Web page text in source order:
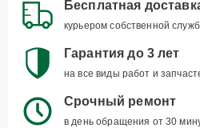
Бесплатная
курьером собственной
Гарантия до 3 лет
на все виды работ и
Срочный ремонт
в день обращения от 30